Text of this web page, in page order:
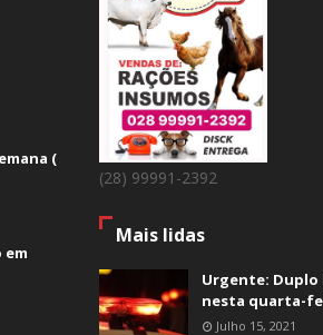
(
em
(28) 99991-2392
Mais lidas
Urgente: Duplo
nesta quarta-
Julho 15, 2021